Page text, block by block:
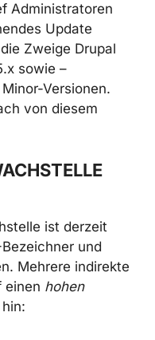
Administratoren
Update
Zweige Drupal
sowie –
Versionen.
von diesem
ist derzeit
und
Mehrere indirekte
einen hohen